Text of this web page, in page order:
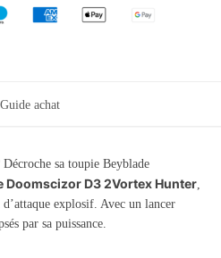
Guide achat
sa toupie Beyblade
Doomscizor D3 2Vortex Hunter,
explosif. Avec un lancer
par sa puissance.